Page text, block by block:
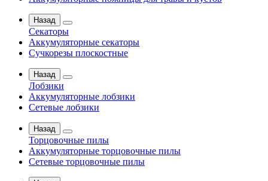
Назад
Секаторы
Аккумуляторные секаторы
Сучкорезы плоскостные
Назад
Лобзики
Аккумуляторные лобзики
Сетевые лобзики
Назад
Торцовочные пилы
Аккумуляторные торцовочные пилы
Сетевые торцовочные пилы